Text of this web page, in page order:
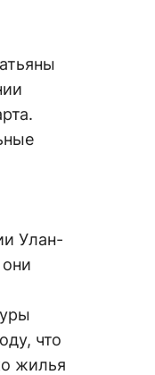
Улан-
что
жилья